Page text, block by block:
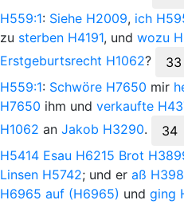
H559:1: Siehe H2009, ich
zu sterben H4191, und wozu
Erstgeburtsrecht H1062? 33
H559:1: Schwöre H7650 mir
H7650 ihm und verkaufte
H1062 an Jakob H3290. 34
H5414 Esau H6215 Brot
Linsen H5742; und er aß H398
H6965 auf (H6965) und ging